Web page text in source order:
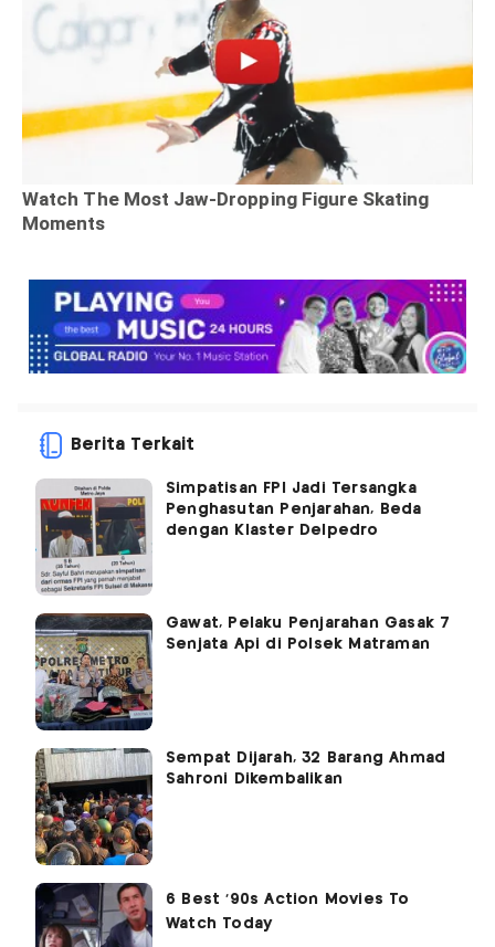
Berita Terkait
Simpatisan FPI Jadi Tersangka
Penghasutan Penjarahan, Beda
dengan Klaster Delpedro
Gawat, Pelaku Penjarahan Gasak 7
Senjata Api di Polsek Matraman
Sempat Dijarah, 32 Barang Ahmad
Sahroni Dikembalikan